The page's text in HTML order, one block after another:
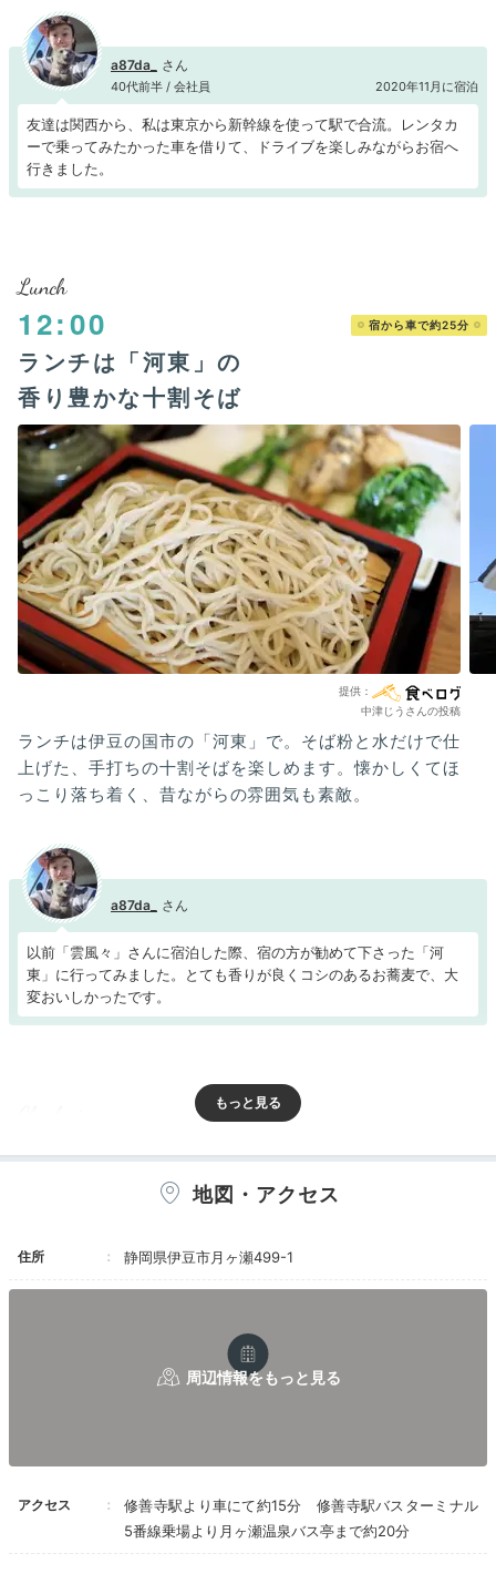
a87da_
40代前半 / 会社員 2020年11月に宿泊
友達は関西から、私は東京から新幹線を使って駅で合流。レンタカ
ーで乗ってみたかった車を借りて、ドライブを楽しみながらお宿へ
行きました。
Lunch
12:00 宿から車で約25分
ランチは「河東」の
香り豊かな十割そば
中津じうさんの投稿
ランチは伊豆の国市の「河東」で。そば粉と水だけで仕
上げた、手打ちの十割そばを楽しめます。懐かしくてほ
っこり落ち着く、昔ながらの雰囲気も素敵。
a87da_
以前「雲風々」さんに宿泊した際、宿の方が勧めて下さった「河
東」に行ってみました。とても香りが良くコシのあるお蕎麦で、大
変おいしかったです。
15:00 宿に到着
上品なお宿で
kimama♪さんの投稿
地図・アクセス
住所 静岡県伊豆市月ヶ瀬499-1
アクセス
修善寺駅より車にて約15分 修善寺駅バスターミナル
5番線乗場より月ヶ瀬温泉バス亭まで約20分